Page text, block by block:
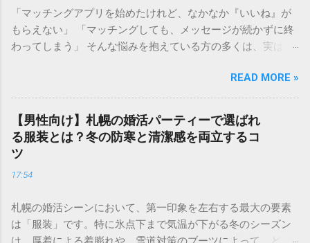
が決まる仕組み 婚活ランク表とは、年齢、年収、学歴、外
見、職業などのスペックを数値化し、婚活市場における「需
要」を可視化したものです。多くの結婚相談所やマッチング
るポイントが大きく異なるのが特徴です。 男性の評価ポイン
ト：経済力と安定感 男性の場合、最も重視されるのは**「年
収」と「職業」**です。 Sランク： 年収1000万円以上、医
師、弁護士、大手商社など Aランク： 年収700〜900万円、上
場企業勤務、公務員など Bランク： 年収400〜600万円、一般
性の評価ポイント：若さと容姿 女性の場合、婚活市場で最も
強い影響力を持つのが**「年齢」と「外見の雰囲気」**で
す。 Sランク： 20代中盤まで、モデル並みの容姿、愛嬌があ
「マッチングアプリを始めたけれど、なかなか『いいね』が
もらえない」 「マッチングしても、メッセージが続かずに終
わってしまう」 そんな悩みを抱えている方の多くは、実は プ
て、プロフィールはあなたの「第一印象」そのもの。どれだ
け素敵な内面を持っていても、入り口であるプロフィールで
魅力を伝えられなければ、出会いの土俵に上がることすらで
きません。 成婚退会していく人たちには、共通した「プロフ
ィールの法則」があります。それは、単に自分を良く見せる
ことではなく、**「相手に安心感を与え、未来を想像させ
る」**という視点です。 この記事では、多くの成婚者を輩出
詳細項目の3ステップで徹底解説します。 1. 【写真編】0.5秒
で心を掴む！好感度を最大化する視覚戦略 婚活アプリにおい
READ MORE »
【男性向け】札幌の婚活パーティーで選ばれ
る服装とは？冬の防寒と清潔感を両立するコ
ツ
17:54
札幌の婚活シーンにおいて、第一印象を左右する最大の要素
は「服装」です。特に氷点下まで気温が下がる冬のシーズン